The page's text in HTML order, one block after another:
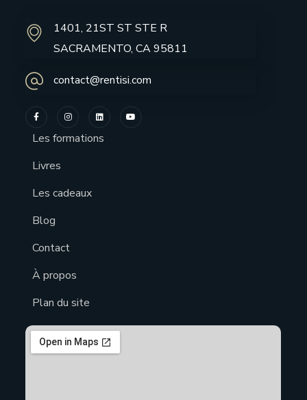
1401, 21ST ST STE R
SACRAMENTO, CA 95811
contact@rentisi.com
Les formations
Livres
Les cadeaux
Blog
Contact
À propos
Plan du site